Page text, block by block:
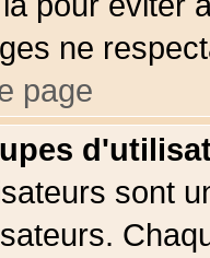
ne
page
sont